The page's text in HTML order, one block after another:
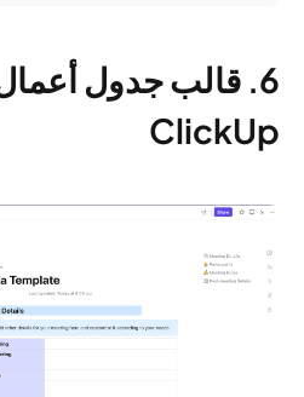
6. قالب جدول
ClickUp